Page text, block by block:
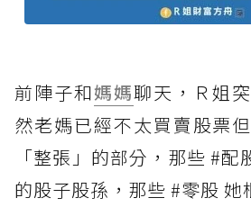
前陣子和媽媽聊天，Ｒ姐
然老媽已經不太買賣股票
「整張」的部分，那些 #
的股子股孫，那些 #零股 她